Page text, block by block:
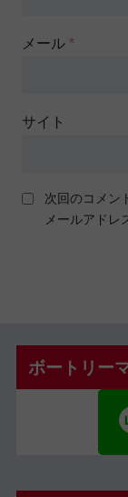
メール *
サイト
次回のコメン
メールアドレ
ボートリー